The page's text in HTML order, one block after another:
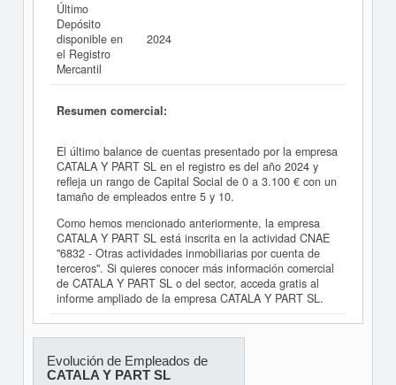
Último
Depósito
disponible en
el Registro
Mercantil
2024
Resumen comercial:
El último balance de cuentas presentado por la empresa
CATALA Y PART SL en el registro es del año 2024 y
refleja un rango de Capital Social de 0 a 3.100 € con un
tamaño de empleados entre 5 y 10.
Como hemos mencionado anteriormente, la empresa
CATALA Y PART SL está inscrita en la actividad CNAE
"6832 - Otras actividades inmobiliarias por cuenta de
terceros". Si quieres conocer más información comercial
de CATALA Y PART SL o del sector, acceda gratis al
informe ampliado de la empresa CATALA Y PART SL.
Evolución de Empleados de
CATALA Y PART SL